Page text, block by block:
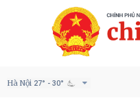
Hà Nội 27° - 30°